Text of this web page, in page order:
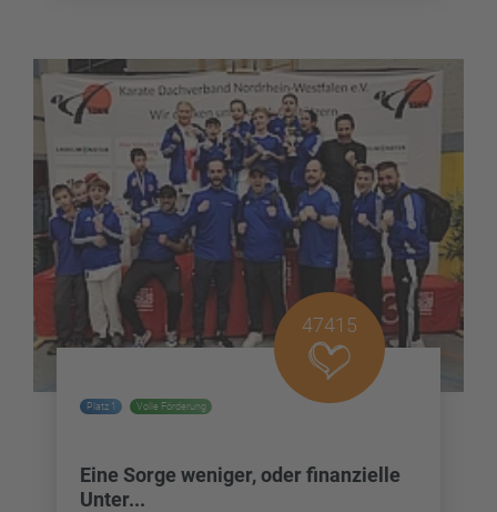
47415
Platz 1 Volle Förderung
Eine Sorge weniger, oder finanzielle
Unter...